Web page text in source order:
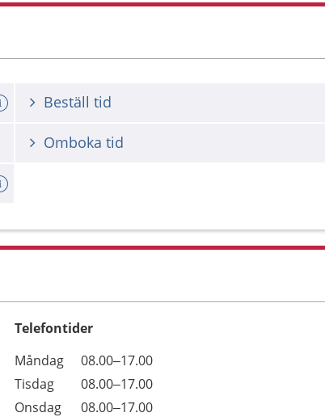
Beställ tid
Omboka tid
Telefontider
Dag
Öppettider
Kommentarer
Måndag
08.00–17.00
Tisdag
08.00–17.00
Onsdag
08.00–17.00